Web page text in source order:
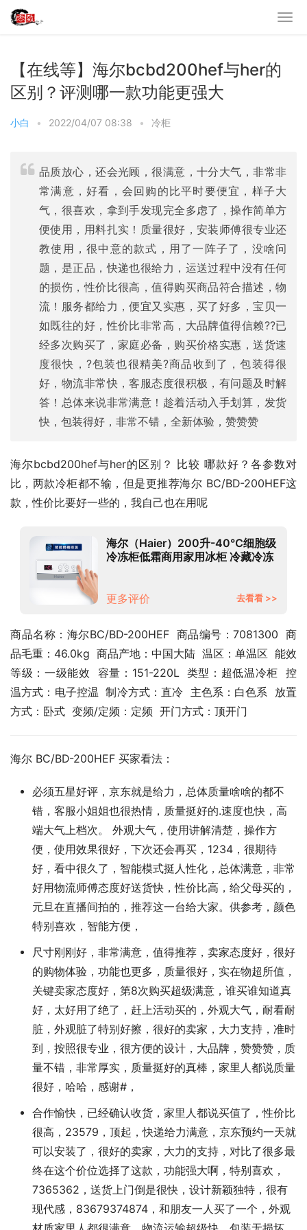
【在线等】海尔bcbd200hef与her的
区别？评测哪一款功能更强大
小白 • 2022/04/07 08:38 • 冷柜
品质放心，还会光顾，很满意，十分大气，非常非
常满意，好看，会回购的比平时要便宜，样子大
气，很喜欢，拿到手发现完全多虑了，操作简单方
便使用，用料扎实！质量很好，安装师傅很专业还
教使用，很中意的款式，用了一阵子了，没啥问
题，是正品，快递也很给力，运送过程中没有任何
的损伤，性价比很高，值得购买商品符合描述，物
流！服务都给力，便宜又实惠，买了好多，宝贝一
如既往的好，性价比非常高，大品牌值得信赖??已
经多次购买了，家庭必备，购买价格实惠，送货速
度很快，?包装也很精美?商品收到了，包装得很
好，物流非常快，客服态度很积极，有问题及时解
答！总体来说非常满意！趁着活动入手划算，发货
快，包装得好，非常不错，全新体验，赞赞赞
海尔bcbd200hef与her的区别？ 比较 哪款好？各参数对
比，两款冷柜都不输，但是更推荐海尔 BC/BD-200HEF这
款，性价比要好一些的，我自己也在用呢
海尔（Haier）200升-40℃细胞级
冷冻柜低霜商用家用冰柜 冷藏冷冻
更多评价 去看看 >>
商品名称：海尔BC/BD-200HEF  商品编号：7081300  商
品毛重：46.0kg  商品产地：中国大陆  温区：单温区  能效
等级：一级能效  容量：151-220L  类型：超低温冷柜  控
温方式：电子控温  制冷方式：直冷  主色系：白色系  放置
方式：卧式  变频/定频：定频  开门方式：顶开门
海尔 BC/BD-200HEF 买家看法：
必须五星好评，京东就是给力，总体质量啥啥的都不
错，客服小姐姐也很热情，质量挺好的.速度也快，高
端大气上档次。 外观大气，使用讲解清楚，操作方
便，使用效果很好，下次还会再买，1234，很期待
好，看中很久了，智能模式挺人性化，总体满意，非常
好用物流师傅态度好送货快，性价比高，给父母买的，
元旦在直播间拍的，推荐这一台给大家。供参考，颜色
特别喜欢，智能方便，
尺寸刚刚好，非常满意，值得推荐，卖家态度好，很好
的购物体验，功能也更多，质量很好，实在物超所值，
关键卖家态度好，第8次购买超级满意，谁买谁知道真
好，太好用了绝了，赶上活动买的，外观大气，耐看耐
脏，外观脏了特别好擦，很好的卖家，大力支持，准时
到，按照很专业，很方便的设计，大品牌，赞赞赞，质
量不错，非常厚实，质量挺好的真棒，家里人都说质量
很好，哈哈，感谢#，
合作愉快，已经确认收货，家里人都说买值了，性价比
很高，23579，顶起，快递给力满意，京东预约一天就
可以安装了，很好的卖家，大力的支持，对比了很多最
终在这个价位选择了这款，功能强大啊，特别喜欢，
7365362，送货上门倒是很快，设计新颖独特，很有
现代感，83679374874，和朋友一人买了一个，外观